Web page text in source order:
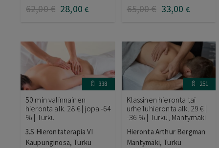
62,00€ 28,00 € 65,00€ 33,00 €
338
50 min valinnainen
hieronta alk. 28 € | jopa -64
% | Turku
3.S Hierontaterapia VI
Kaupunginosa, Turku
251
Klassinen hieronta tai
urheiluhieronta alk. 29 € |
-36 % | Turku, Mäntymäki
Hieronta Arthur Bergman
Mäntymäki, Turku